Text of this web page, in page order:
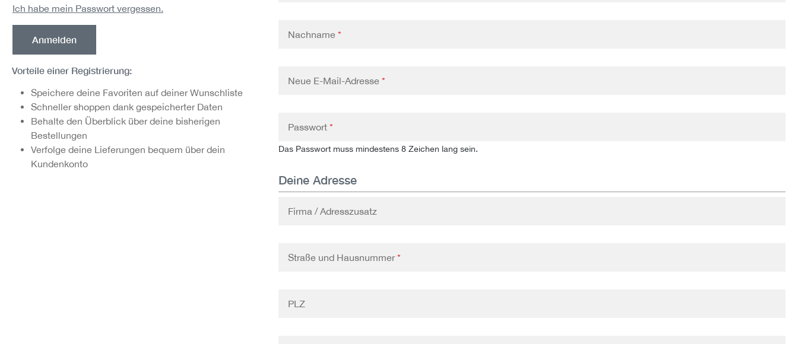
Ich habe mein Passwort vergessen.
Anmelden
Vorteile einer Registrierung:
Speichere deine Favoriten auf deiner Wunschliste
Schneller shoppen dank gespeicherter Daten
Behalte den Überblick über deine bisherigen
Bestellungen
Verfolge deine Lieferungen bequem über dein
Kundenkonto
Nachname *
Neue E-Mail-Adresse *
Passwort *
Das Passwort muss mindestens 8 Zeichen lang sein.
Deine Adresse
Firma / Adresszusatz
Straße und Hausnummer*
PLZ